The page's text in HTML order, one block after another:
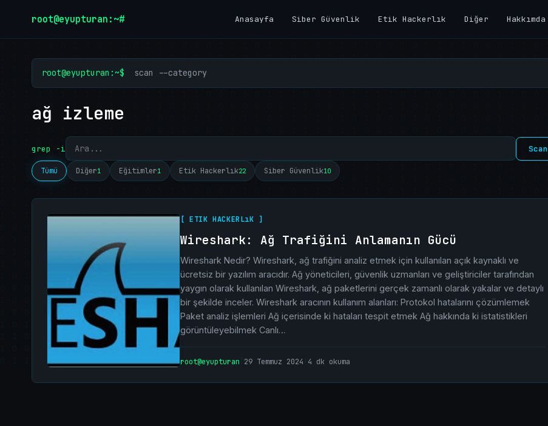
root@eyupturan:~# Anasayfa Siber Güvenlik Etik Hackerlık Diğer Hakkımda
root@eyupturan:~$ scan --category
ağ izleme
grep -i Scan
Tümü Diğer1 Eğitimler1 Etik Hackerlık22 Siber Güvenlik10
[ ETIK HACKERLıK ]
Wireshark: Ağ Trafiğini Anlamanın Gücü
Wireshark Nedir? Wireshark, ağ trafiğini analiz etmek için kullanılan açık kaynaklı ve
ücretsiz bir yazılım aracıdır. Ağ yöneticileri, güvenlik uzmanları ve geliştiriciler tarafından
yaygın olarak kullanılan Wireshark, ağ paketlerini gerçek zamanlı olarak yakalar ve detaylı
bir şekilde inceler. Wireshark aracının kullanım alanları: Protokol hatalarını çözümlemek
Paket analiz işlemleri Ağ içerisinde ki hataları tespit etmek Ağ hakkında ki istatistikleri
görüntüleyebilmek Canlı…
root@eyupturan 29 Temmuz 2024 4 dk okuma